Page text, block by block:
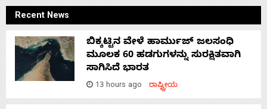
Recent News
ಬಿಕ್ಕಟ್ಟಿನ ವೇಳೆ ಹಾರ್ಮುಜ್ ಜಲಸಂಧಿ
ಮೂಲಕ 60 ಹಡಗುಗಳನ್ನು ಸುರಕ್ಷಿತವಾಗಿ
ಸಾಗಿಸಿದೆ ಭಾರತ
13 hours ago ರಾಷ್ಟ್ರೀಯ